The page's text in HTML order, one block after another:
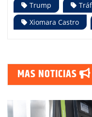
Trump
Xiomara Castro
MAS NOTICIAS